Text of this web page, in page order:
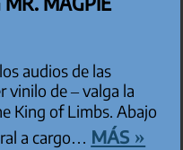
audios de las
vinilo de – valga la
King of Limbs. Abajo
a cargo… más »